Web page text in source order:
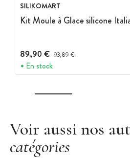
SILIKOMART
Kit Moule à Glace silicone
89,90 € Prix avant réduction :
93,89 €
En stock
Voir aussi nos
catégories